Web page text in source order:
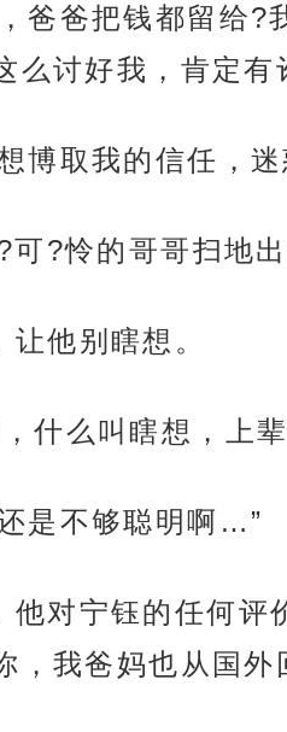
爸爸把钱都留给?
么讨好我，肯定
博取我的信任，
可?怜的哥哥扫地
他别瞎想。
什么叫瞎想，上
是不够聪明啊…”
他对宁钰的任何评
，我爸妈也从国